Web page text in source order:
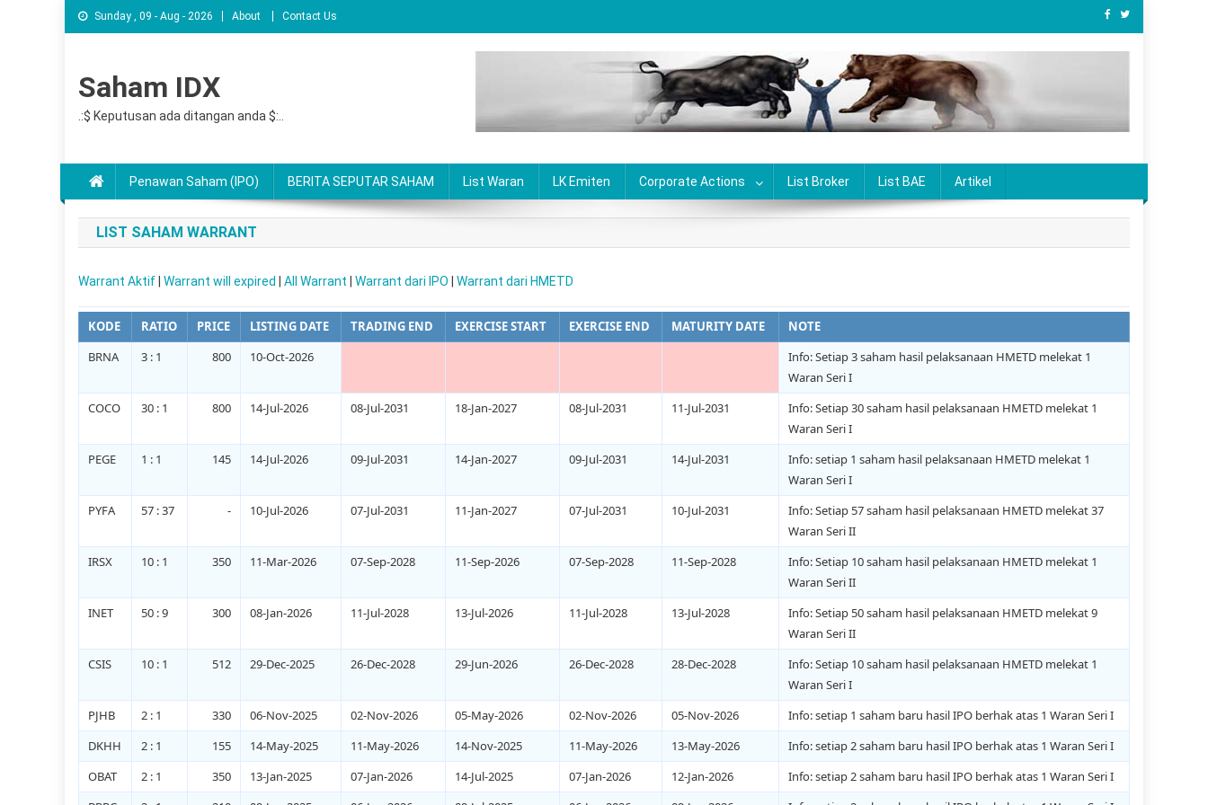
Sunday , 09 - Aug - 2026 About Contact Us
Saham IDX
.:$ Keputusan ada ditangan anda $:..
Penawan Saham (IPO) BERITA SEPUTAR SAHAM List Waran LK Emiten Corporate Actions List Broker List BAE Artikel
LIST SAHAM WARRANT
Warrant Aktif Warrant will expired All Warrant Warrant dari IPO Warrant dari HMETD
KODE RATIO PRICE LISTING DATE TRADING END EXERCISE START EXERCISE END MATURITY DATE
NOTE
BRNA
3 : 1 800 10-Oct-2026
Info: Setiap 3 saham hasil pelaksanaan HMETD melekat 1
Waran Seri I
COCO
30 : 1 800 14-Jul-2026 08-Jul-2031 18-Jan-2027 08-Jul-2031 11-Jul-2031
Info: Setiap 30 saham hasil pelaksanaan HMETD melekat 1
Waran Seri I
PEGE
1 : 1 145 14-Jul-2026 09-Jul-2031 14-Jan-2027 09-Jul-2031 14-Jul-2031
Info: setiap 1 saham hasil pelaksanaan HMETD melekat 1
Waran Seri I
PYFA
57 : 37 - 10-Jul-2026 07-Jul-2031 11-Jan-2027 07-Jul-2031 10-Jul-2031
Info: Setiap 57 saham hasil pelaksanaan HMETD melekat 37
Waran Seri II
IRSX
10 : 1 350 11-Mar-2026 07-Sep-2028 11-Sep-2026 07-Sep-2028 11-Sep-2028
Info: Setiap 10 saham hasil pelaksanaan HMETD melekat 1
Waran Seri II
INET
50 : 9 300 08-Jan-2026 11-Jul-2028 13-Jul-2026 11-Jul-2028 13-Jul-2028
Info: Setiap 50 saham hasil pelaksanaan HMETD melekat 9
Waran Seri II
CSIS
10 : 1 512 29-Dec-2025 26-Dec-2028 29-Jun-2026 26-Dec-2028 28-Dec-2028
Info: Setiap 10 saham hasil pelaksanaan HMETD melekat 1
Waran Seri I
PJHB
2 : 1 330 06-Nov-2025 02-Nov-2026 05-May-2026 02-Nov-2026 05-Nov-2026
Info: setiap 1 saham baru hasil IPO berhak atas 1 Waran Seri I
DKHH
2 : 1 155 14-May-2025 11-May-2026 14-Nov-2025 11-May-2026 13-May-2026
Info: setiap 2 saham baru hasil IPO berhak atas 1 Waran Seri I
OBAT
2 : 1 350 13-Jan-2025 07-Jan-2026 14-Jul-2025 07-Jan-2026 12-Jan-2026
Info: setiap 2 saham baru hasil IPO berhak atas 1 Waran Seri I